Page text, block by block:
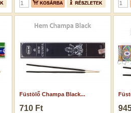
Füstölő Champa Black...
710 Ft